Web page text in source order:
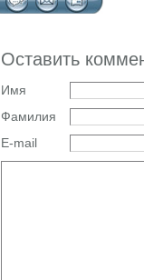
Оставить
Имя
Фамилия
E-mail